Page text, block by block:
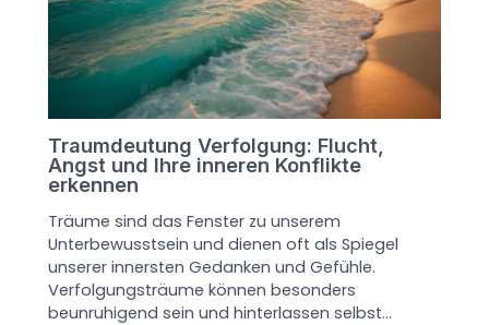
Traumdeutung Verfolgung: Flucht,
Angst und Ihre inneren Konflikte
erkennen
Träume sind das Fenster zu unserem
Unterbewusstsein und dienen oft als Spiegel
unserer innersten Gedanken und Gefühle.
Verfolgungsträume können besonders
beunruhigend sein und hinterlassen selbst…